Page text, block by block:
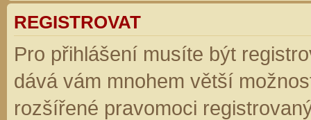
REGISTROVAT
Pro přihlášení musíte být
dává vám mnohem větší
rozšířené pravomoci